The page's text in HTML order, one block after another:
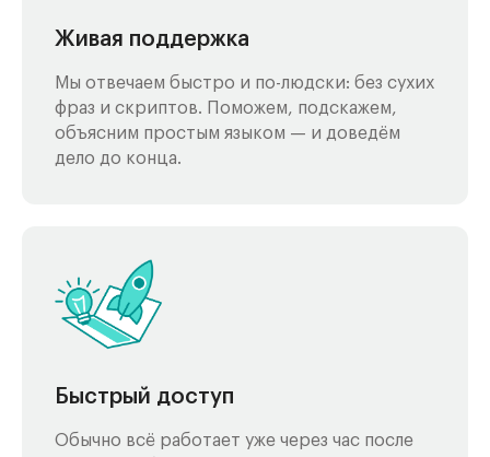
Живая поддержка
Мы отвечаем быстро и по-людски: без сухих
фраз и скриптов. Поможем, подскажем,
объясним простым языком — и доведём
дело до конца.
Быстрый доступ
Обычно всё работает уже через час после